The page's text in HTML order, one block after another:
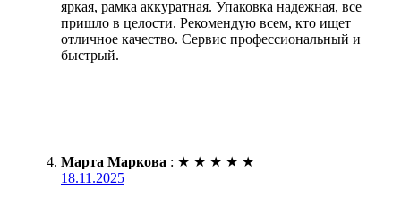
яркая, рамка аккуратная. Упаковка надежная, все
пришло в целости. Рекомендую всем, кто ищет
отличное качество. Сервис профессиональный и
быстрый.
Марта Маркова : ★ ★ ★ ★ ★
18.11.2025